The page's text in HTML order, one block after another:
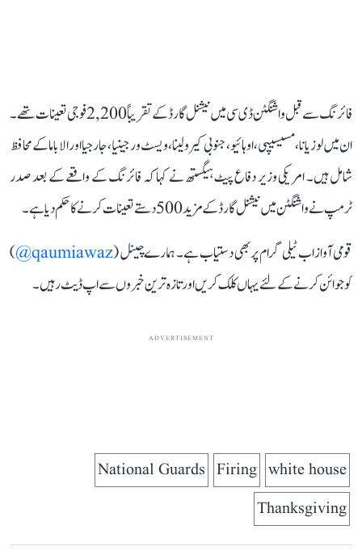
فائرنگ سے قبل واشنگٹن ڈی سی میں نیشنل گارڈ کے تقریباً 2,200 فوجی تعینات تھے۔
ان میں لوزیانا، مسیسیپی، اوہائیو، جنوبی کیرولینا، ویسٹ ورجینیا، جارجیا اور الاباما کے محافظ
شامل ہیں۔ امریکی وزیر دفاع پیٹ ہیگستھ نے کہا کہ فائرنگ کے واقعے کے بعد صدر
ٹرمپ نے واشنگٹن میں نیشنل گارڈ کے مزید 500 دستے تعینات کرنے کا حکم دیا ہے۔
قومی آواز اب ٹیلی گرام پر بھی دستیاب ہے۔ ہمارے چینل (qaumiawaz@
)
کو جوائن کرنے کے لئے یہاں کلک کریں اور تازہ ترین خبروں سے اپ ڈیٹ رہیں۔
ADVERTISEMENT
white house
Firing
National Guards
Thanksgiving